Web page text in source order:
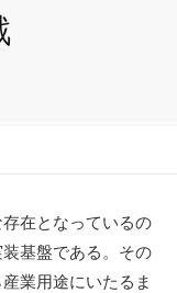
在となっているの
基盤である。 その
業用途にいたるま